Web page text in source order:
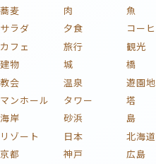
蕎麦
肉 魚
サラダ
夕食 コー
カフェ
旅行 観光
建物
城 橋
教会
温泉 遊園地
マンホール
タワー 塔
海岸
砂浜 島
リゾート
日本 北海道
京都
神戸 広島